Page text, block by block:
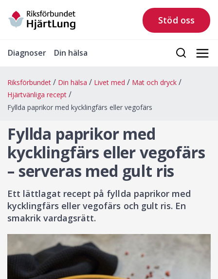
Stöd oss
Diagnoser Din hälsa
Riksförbundet Din hälsa Livet med
Mat och dryck
Hjärtvänliga recept
Fyllda paprikor med kycklingfärs eller vegofärs
Fyllda paprikor med
kycklingfärs eller vegofärs
– serveras med gult ris
Ett lättlagat recept på fyllda paprikor med
kycklingfärs eller vegofärs och gult ris. En
smakrik vardagsrätt.